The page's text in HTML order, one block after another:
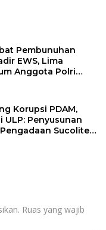
Pembunuhan
EWS, Lima
Anggota Polri
Korupsi PDAM,
ULP: Penyusunan
Pengadaan Sucolite
Ruas yang wajib